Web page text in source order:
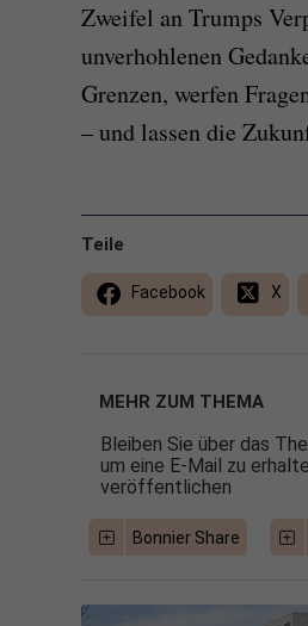
Zweifel an Trumps
unverhohlenen
Grenzen, werfen
– und lassen die
Teile
Facebook X
MEHR ZUM THEMA
Bleiben Sie über das
um eine E-Mail zu
veröffentlichen
Bonnier Share